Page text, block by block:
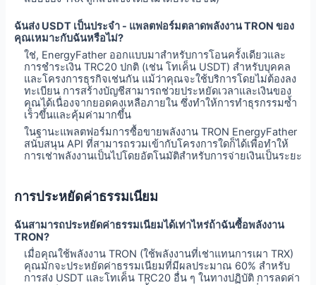
ฉันส่ง USDT เป็นประจำ - แพลตฟอร์มตลาดพลังงาน TRON ของ
คุณเหมาะกับฉันหรือไม่?
ใช่, EnergyFather ออกแบบมาสำหรับการโอนครั้งเดียวและ
การชำระเงิน TRC20 ปกติ (เช่น โทเค็น USDT) สำหรับบุคคล
และโครงการธุรกิจเช่นกัน แม้ว่าคุณจะใช้บริการโดยไม่ต้องลง
ทะเบียน การสร้างบัญชีสามารถช่วยประหยัดเวลาและเงินของ
คุณได้เนื่องจากยอดคงเหลือภายใน ซึ่งทำให้การทำธุรกรรมซ้ำ
เร็วขึ้นและคุ้มค่ามากขึ้น
ในฐานะแพลตฟอร์มการซื้อขายพลังงาน TRON EnergyFather
สนับสนุน API ที่สามารถรวมเข้ากับโครงการใดก็ได้เพื่อทำให้
การเช่าพลังงานเป็นไปโดยอัตโนมัติสำหรับการจ่ายเงินเป็นระยะ
การประหยัดค่าธรรมเนียม
ฉันสามารถประหยัดค่าธรรมเนียมได้เท่าไหร่ถ้าฉันซื้อพลังงาน
TRON?
เมื่อคุณใช้พลังงาน TRON (ใช้พลังงานที่เช่าแทนการเผา TRX)
คุณมักจะประหยัดค่าธรรมเนียมที่มีผลประมาณ 60% สำหรับ
การส่ง USDT และโทเค็น TRC20 อื่น ๆ ในทางปฏิบัติ การลดค่า